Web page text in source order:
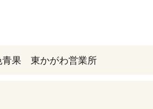
青果 東かがわ営業所